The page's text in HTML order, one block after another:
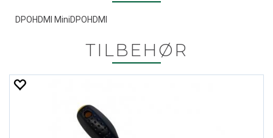
DPOHDMI MiniDPOHDMI
TILBEHØR